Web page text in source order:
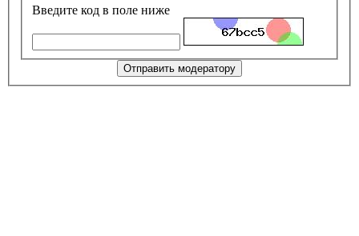
Введите код в поле ниже
Отправить модератору